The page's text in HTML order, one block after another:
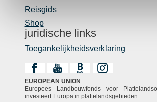
Reisgids
Shop
juridische links
Toegankelijkheidsverklaring
EUROPEAN UNION
Europees Landbouwfonds voor
investeert Europa in plattelandsgebieden